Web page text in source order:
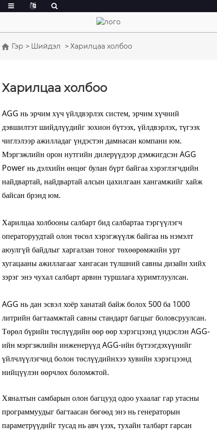
Гэр Шийдэл Харилцаа холбоо
Харилцаа холбоо
AGG нь эрчим хүч үйлдвэрлэх систем, эрчим хүчний
дэвшилтэт шийдлүүдийг зохион бүтээх, үйлдвэрлэх, түгээх
чиглэлээр ажилладаг үндэстэн дамнасан компани юм.
Мэргэжлийн орон нутгийн дилерүүдээр дэмжигдсэн AGG
Power нь дэлхийн өнцөг булан бүрт байгаа хэрэглэгчдийн
найдвартай, найдвартай алсын цахилгаан хангамжийг хайж
байсан брэнд юм.
Харилцаа холбооны салбарт бид салбартаа тэргүүлэгч
операторуудтай олон төсөл хэрэгжүүлж байгаа нь нэмэлт
аюулгүй байдлыг харгалзан тоног төхөөрөмжийн урт
хугацааны ажиллагааг хангасан түлшний савны дизайн хийх
зэрэг энэ чухал салбарт арвин туршлага хуримтлуулсан.
AGG нь дан эсвэл хоёр ханатай байж болох 500 ба 1000
литрийн багтаамжтай савны стандарт багцыг боловсруулсан.
Төрөл бүрийн төслүүдийн өөр өөр хэрэгцээнд үндэслэн AGG-
ийн мэргэжлийн инженерүүд AGG-ийн бүтээгдэхүүнийг
үйлчлүүлэгчид болон төслүүдийнхээ хувийн хэрэгцээнд
нийцүүлэн өөрчлөх боломжтой.
Хяналтын самбарын олон багцууд одоо ухаалаг гар утасны
программуудыг багтаасан бөгөөд энэ нь генераторын
параметрүүдийг тусад нь авч үзэх, тухайн талбарт гарсан